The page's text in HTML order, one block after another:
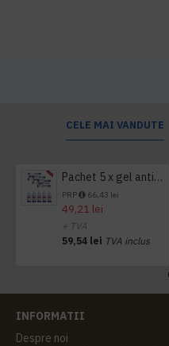
CELE MAI VANDUTE
Pachet 5 x gel antibacterian 50ml si 3 x Servetele antibacteriene 48 buc Hygienium
PRP 66,43 lei
49,21 lei
+ TVA
59,54 lei TVA inclus
INFORMATII
Despre noi